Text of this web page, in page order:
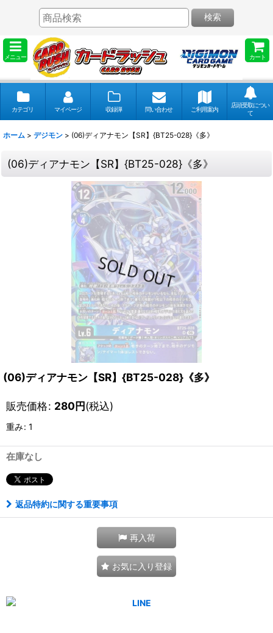
メニュー カート
検索
カテゴリ マイページ 収録弾 問い合わせ ご利用案内
店頭受取につい
て
ホーム > デジモン > (06)ディアナモン【SR】{BT25-028}《多》
(06)ディアナモン【SR】{BT25-028}《多》
(06)ディアナモン【SR】{BT25-028}《多》
販売価格: 280円(税込)
重み: 1
在庫なし
返品特約に関する重要事項
再入荷
お気に入り登録